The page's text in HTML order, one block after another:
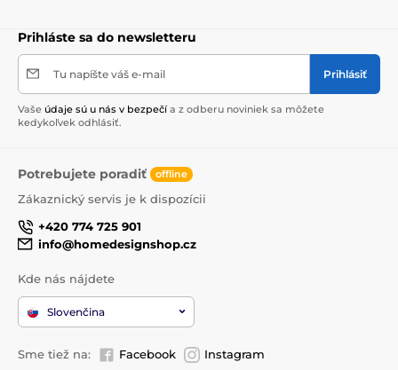
Prihláste sa do newsletteru
Tu napíšte váš e-mail Prihlásiť
Vaše údaje sú u nás v bezpečí a z odberu noviniek sa môžete
kedykoľvek odhlásiť.
Potrebujete poradiť offline
Zákaznický servis je k dispozícii
+420 774 725 901
info@homedesignshop.cz
Kde nás nájdete
Slovenčina
Sme tiež na: Facebook Instagram